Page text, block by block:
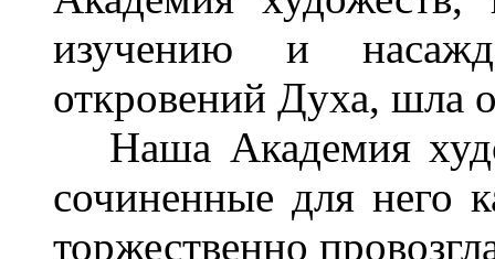
изучению и
откровений Духа, шла
Наша Академия
сочиненные для него
торжественно